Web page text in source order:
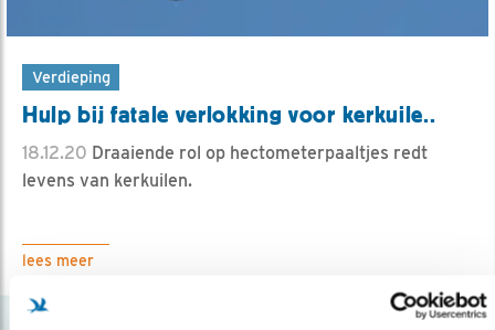
Verdieping
Hulp bij fatale verlokking voor kerkuile..
18.12.20 Draaiende rol op hectometerpaaltjes redt
levens van kerkuilen.
lees meer